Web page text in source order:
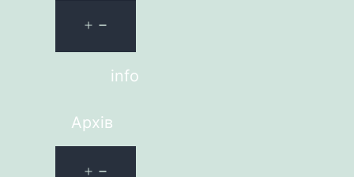
info
Архів